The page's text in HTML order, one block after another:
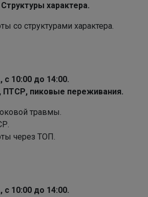
характера.
со структурами характера.
с 10:00 до 14:00.
пиковые переживания.
травмы.
через ТОП.
с 10:00 до 14:00.